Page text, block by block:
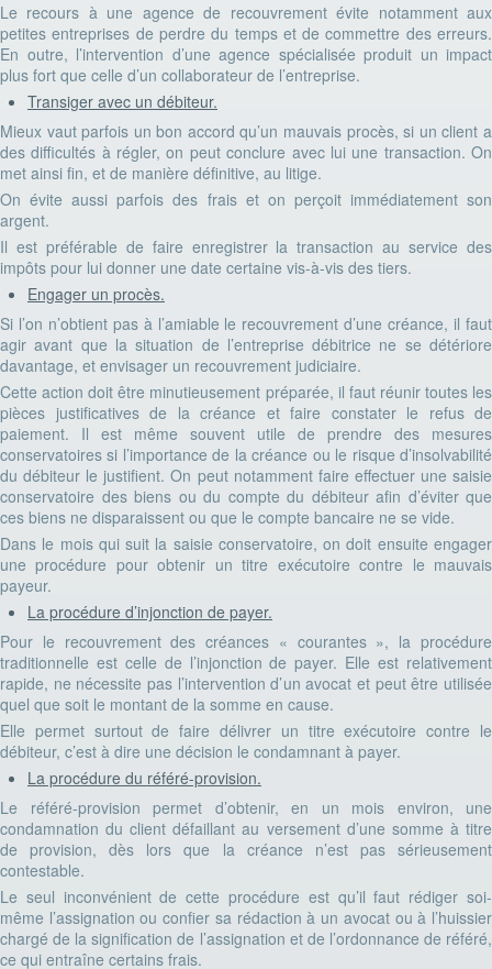
Le recours à une agence de recouvrement évite notamment aux
petites entreprises de perdre du temps et de commettre des erreurs.
En outre, l’intervention d’une agence spécialisée produit un impact
plus fort que celle d’un collaborateur de l’entreprise.
Transiger avec un débiteur.
Mieux vaut parfois un bon accord qu’un mauvais procès, si un client a
des difficultés à régler, on peut conclure avec lui une transaction. On
met ainsi fin, et de manière définitive, au litige.
On évite aussi parfois des frais et on perçoit immédiatement son
argent.
Il est préférable de faire enregistrer la transaction au service des
impôts pour lui donner une date certaine vis-à-vis des tiers.
Engager un procès.
Si l’on n’obtient pas à l’amiable le recouvrement d’une créance, il faut
agir avant que la situation de l’entreprise débitrice ne se détériore
davantage, et envisager un recouvrement judiciaire.
Cette action doit être minutieusement préparée, il faut réunir toutes les
pièces justificatives de la créance et faire constater le refus de
paiement. Il est même souvent utile de prendre des mesures
conservatoires si l’importance de la créance ou le risque d’insolvabilité
du débiteur le justifient. On peut notamment faire effectuer une saisie
conservatoire des biens ou du compte du débiteur afin d’éviter que
ces biens ne disparaissent ou que le compte bancaire ne se vide.
Dans le mois qui suit la saisie conservatoire, on doit ensuite engager
une procédure pour obtenir un titre exécutoire contre le mauvais
payeur.
La procédure d’injonction de payer.
Pour le recouvrement des créances « courantes », la procédure
traditionnelle est celle de l’injonction de payer. Elle est relativement
rapide, ne nécessite pas l’intervention d’un avocat et peut être utilisée
quel que soit le montant de la somme en cause.
Elle permet surtout de faire délivrer un titre exécutoire contre le
débiteur, c’est à dire une décision le condamnant à payer.
La procédure du référé-provision.
Le référé-provision permet d’obtenir, en un mois environ, une
condamnation du client défaillant au versement d’une somme à titre
de provision, dès lors que la créance n’est pas sérieusement
contestable.
Le seul inconvénient de cette procédure est qu’il faut rédiger soi-
même l’assignation ou confier sa rédaction à un avocat ou à l’huissier
chargé de la signification de l’assignation et de l’ordonnance de référé,
ce qui entraîne certains frais.